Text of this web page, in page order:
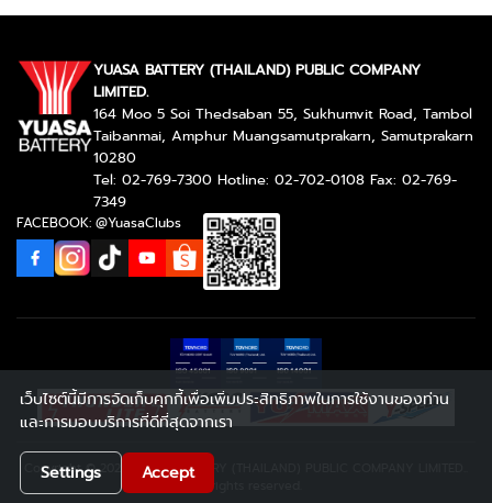
YUASA BATTERY (THAILAND) PUBLIC COMPANY
LIMITED.
164 Moo 5 Soi Thedsaban 55, Sukhumvit Road, Tambol
Taibanmai, Amphur Muangsamutprakarn, Samutprakarn
10280
Tel: 02-769-7300 Hotline: 02-702-0108 Fax: 02-769-
7349
FACEBOOK: @YuasaClubs
Copyright © 2026 YUASA BATTERY (THAILAND) PUBLIC COMPANY LIMITED..
All rights reserved.
เว็บไซต์นี้มีการจัดเก็บคุกกี้เพื่อเพิ่มประสิทธิภาพในการใช้งานของท่าน
และการมอบบริการที่ดีที่สุดจากเรา
Settings Accept